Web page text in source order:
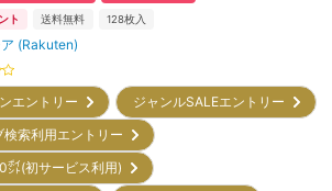
ト 送料無料 128枚入
(Rakuten)
エントリー
ジャンルSALEエントリー
検索利用エントリー
㌽(初サービス利用)